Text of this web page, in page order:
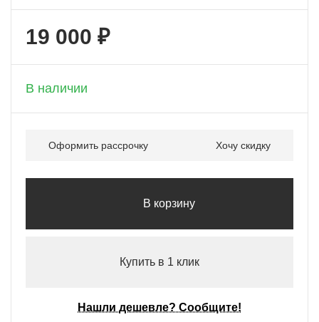
19 000 ₽
В наличии
Оформить рассрочку Хочу скидку
В корзину
Купить в 1 клик
Нашли дешевле? Сообщите!